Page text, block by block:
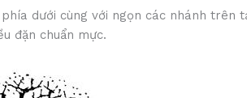
dưới cùng với ngọn các nhánh trên
đặn chuẩn mực.